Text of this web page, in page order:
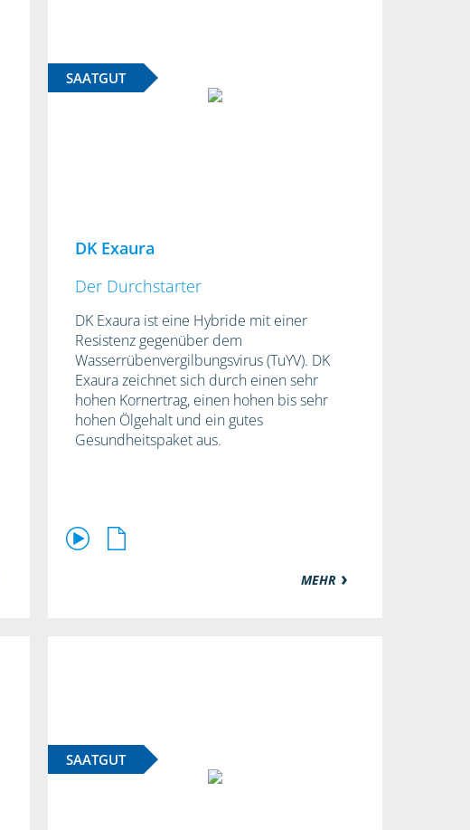
SAATGUT
DK Exaura
Der Durchstarter
DK Exaura ist eine Hybride mit einer
Resistenz gegenüber dem
Wasserrübenvergilbungsvirus (TuYV). DK
Exaura zeichnet sich durch einen sehr
hohen Kornertrag, einen hohen bis sehr
hohen Ölgehalt und ein gutes
Gesundheitspaket aus.
MEHR
SAATGUT